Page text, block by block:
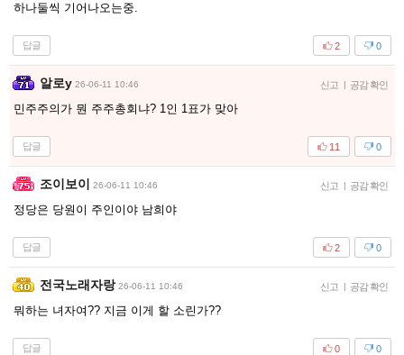
하나둘씩 기어나오는중.
답글 0
2
알로y 26-06-11 10:46 신고 | 공감 확인
민주주의가 뭔 주주총회냐? 1인 1표가 맞아
답글 0
11
조이보이 26-06-11 10:46 신고 | 공감 확인
정당은 당원이 주인이야 남희야
답글 0
2
전국노래자랑 26-06-11 10:46 신고 | 공감 확인
뭐하는 녀자여?? 지금 이게 할 소린가??
답글 0
0